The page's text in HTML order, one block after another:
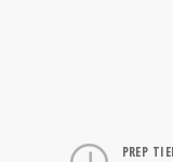
PREP